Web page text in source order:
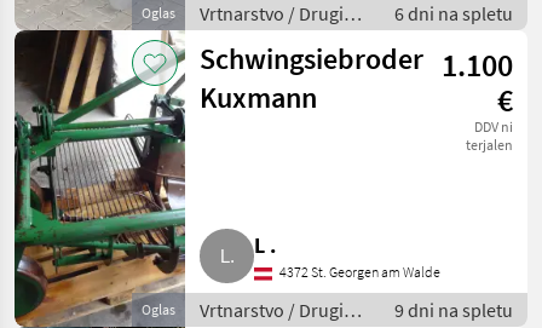
Oglas
Vrtnarstvo / Drugi
stroji za vrtnarstvo
6 dni na spletu
Oglas
Schwingsiebroder
Kuxmann
1.100
€
DDV ni
terjalen
L .
4372 St. Georgen am Walde
Vrtnarstvo / Drugi
9 dni na spletu